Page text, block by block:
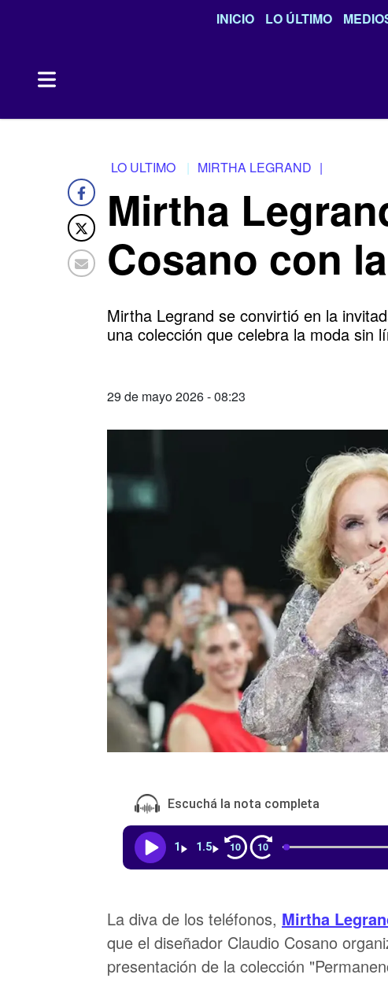
INICIO LO ÚLTIMO
LO ULTIMO MIRTHA LEGRAND |
Mirtha
Cosano con
Mirtha Legrand se convirtió en la
una colección que celebra la moda sin
29 de mayo 2026 - 08:23
Escuchá la nota completa
1 1.5 10 10
La diva de los teléfonos, Mirtha
que el diseñador Claudio Cosano
presentación de la colección